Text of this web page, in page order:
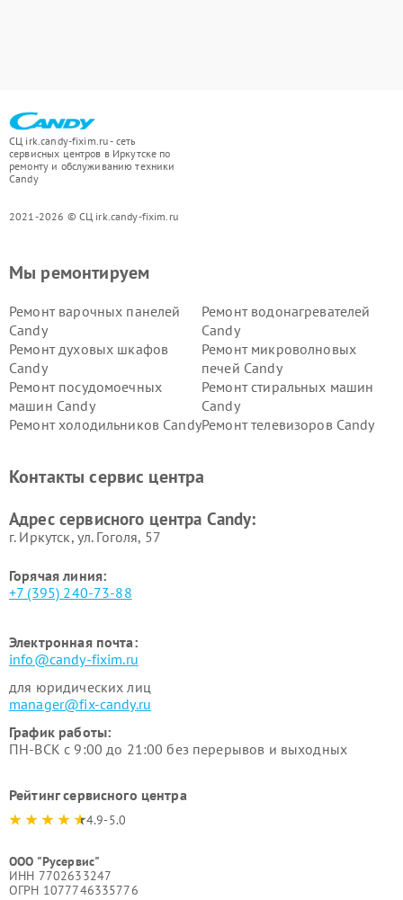
СЦ irk.candy-fixim.ru - сеть
сервисных центров в Иркутске по
ремонту и обслуживанию техники
Candy
2021-2026 © СЦ irk.candy-fixim.ru
Мы ремонтируем
Ремонт варочных панелей
Candy
Ремонт водонагревателей
Candy
Ремонт духовых шкафов
Candy
Ремонт микроволновых
печей Candy
Ремонт посудомоечных
машин Candy
Ремонт стиральных машин
Candy
Ремонт холодильников CandyРемонт телевизоров Candy
Контакты сервис центра
Адрес сервисного центра Candy:
г. Иркутск, ул. ​Гоголя, 57
Горячая линия:
+7 (395) 240-73-88
Электронная почта:
info@candy-fixim.ru
для юридических лиц
manager@fix-candy.ru
График работы:
ПН-ВСК с 9:00 до 21:00 без перерывов и выходных
Рейтинг сервисного центра
4.9-5.0
ООО "Русервис"
ИНН 7702633247
ОГРН 1077746335776